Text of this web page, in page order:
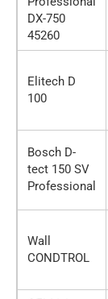
DX-750
45260
Elitech D
100
Bosch D-
tect 150 SV
Professional
Wall
CONDTROL